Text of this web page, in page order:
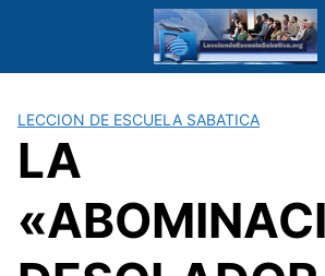
LECCION DE ESCUELA SABATICA
LA